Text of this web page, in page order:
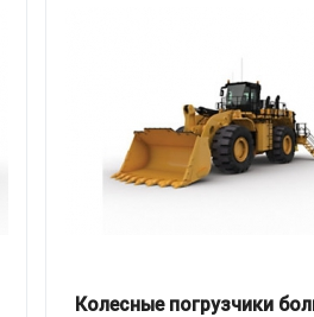
Колесные погрузчики